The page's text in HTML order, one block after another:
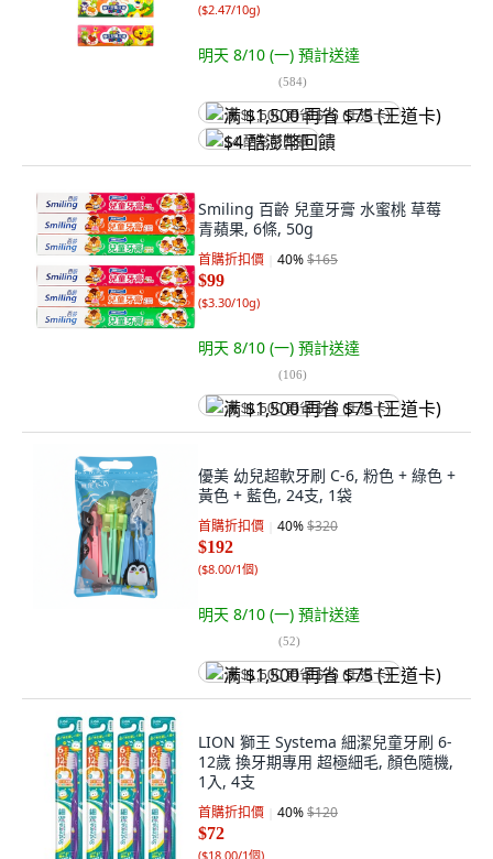
($2.47/10g)
明天 8/10 (一) 預計送達
(584)
满 $1,500 再省 $75 (王道卡)
$4 酷澎幣回饋
Smiling 百齡 兒童牙膏 水蜜桃 草莓
青蘋果, 6條, 50g
首購折扣價 40%$165
$99
($3.30/10g)
明天 8/10 (一) 預計送達
(106)
满 $1,500 再省 $75 (王道卡)
優美 幼兒超軟牙刷 C-6, 粉色 + 綠色 +
黃色 + 藍色, 24支, 1袋
首購折扣價 40%$320
$192
($8.00/1個)
明天 8/10 (一) 預計送達
(52)
满 $1,500 再省 $75 (王道卡)
LION 獅王 Systema 細潔兒童牙刷 6-
12歲 換牙期專用 超極細毛, 顏色隨機,
1入, 4支
首購折扣價 40%$120
$72
($18.00/1個)